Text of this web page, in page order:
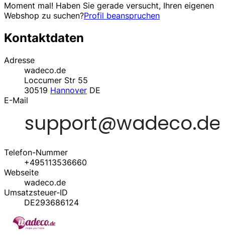
Moment mal! Haben Sie gerade versucht, Ihren eigenen
Webshop zu suchen?Profil beanspruchen
Kontaktdaten
Adresse
wadeco.de
Loccumer Str 55
30519 Hannover DE
E-Mail
Telefon-Nummer
+495113536660
Webseite
wadeco.de
Umsatzsteuer-ID
DE293686124